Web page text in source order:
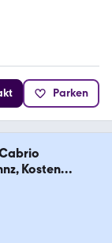
Parken
Kosten